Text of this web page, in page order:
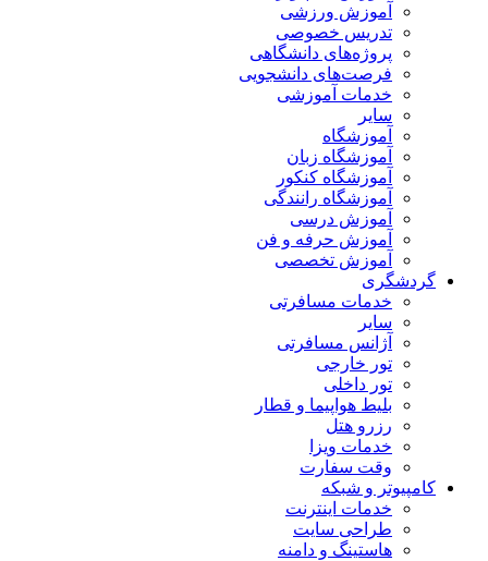
آموزش ورزشی
تدریس خصوصی
پروژه‌های دانشگاهی
فرصت‌های دانشجویی
خدمات آموزشی
سایر
آموزشگاه
آموزشگاه زبان
آموزشگاه کنکور
آموزشگاه رانندگی
آموزش درسی
آموزش حرفه و فن
آموزش تخصصی
گردشگری
خدمات مسافرتی
سایر
آژانس مسافرتی
تور خارجی
تور داخلی
بلیط هواپیما و قطار
رزرو هتل
خدمات ویزا
وقت سفارت
کامپیوتر و شبکه
خدمات اینترنت
طراحی سایت
هاستینگ و دامنه